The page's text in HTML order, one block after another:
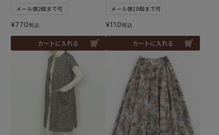
メール便2個まで可
¥770税込
カートに入れる
メール便10個まで可
¥110税込
カートに入れる